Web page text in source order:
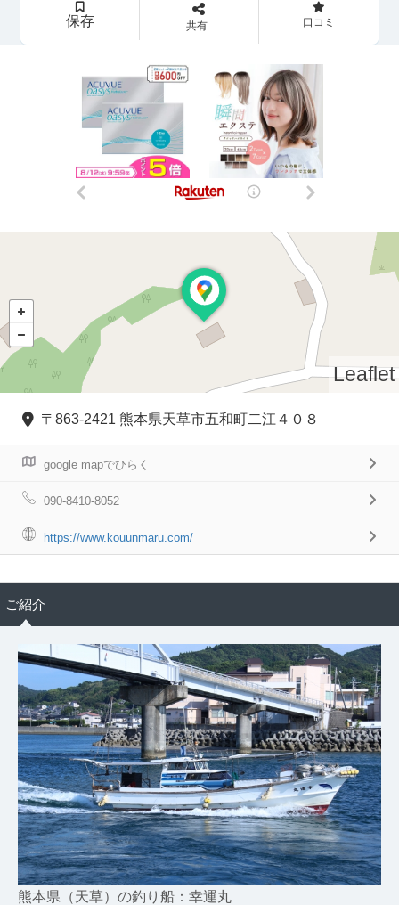
保存 共有 口コミ
Leaflet
〒863-2421 熊本県天草市五和町二江４０８
google mapでひらく
090-8410-8052
https://www.kouunmaru.com/
ご紹介
熊本県（天草）の釣り船：幸運丸